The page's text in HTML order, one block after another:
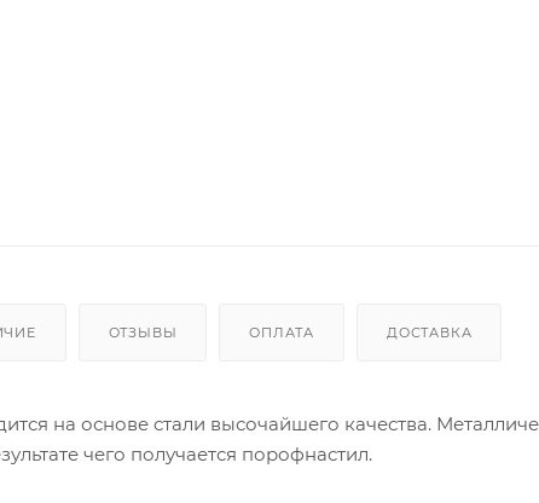
ОТЗЫВЫ ОПЛАТА ДОСТАВКА
на основе стали высочайшего качества.
чего получается порофнастил.